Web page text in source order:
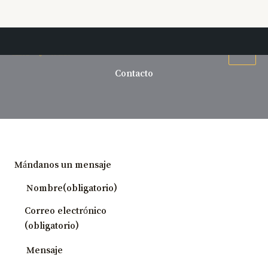
Contacto
Mándanos un mensaje
Nombre(obligatorio)
Correo electrónico
(obligatorio)
Mensaje